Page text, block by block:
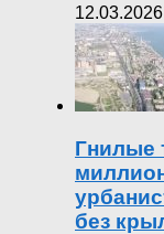
Гнилые
без